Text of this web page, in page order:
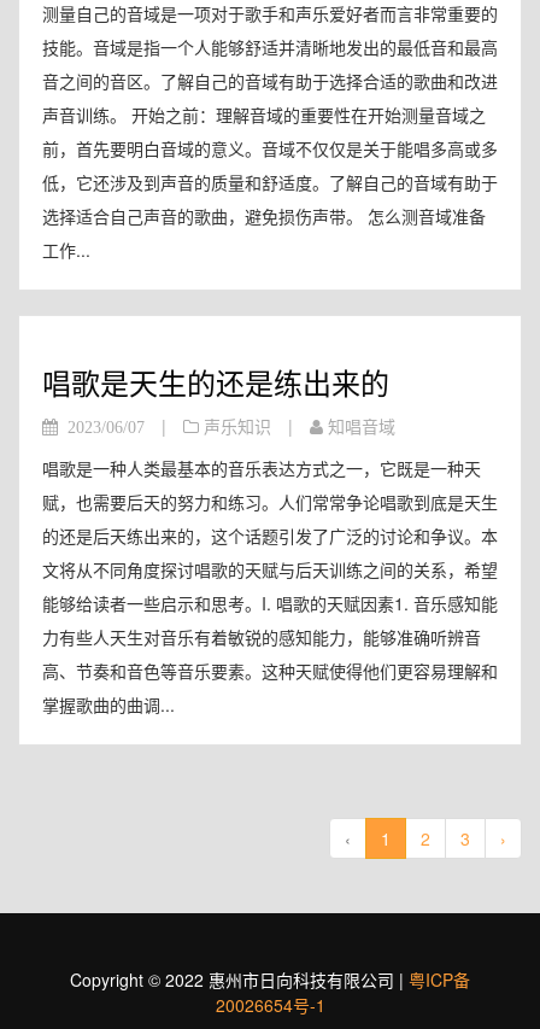
测量自己的音域是一项对于歌手和声乐爱好者而言非常重要的
技能。音域是指一个人能够舒适并清晰地发出的最低音和最高
音之间的音区。了解自己的音域有助于选择合适的歌曲和改进
声音训练。 开始之前：理解音域的重要性在开始测量音域之
前，首先要明白音域的意义。音域不仅仅是关于能唱多高或多
低，它还涉及到声音的质量和舒适度。了解自己的音域有助于
选择适合自己声音的歌曲，避免损伤声带。 怎么测音域准备
工作...
唱歌是天生的还是练出来的
2023/06/07 | 声乐知识 | 知唱音域
唱歌是一种人类最基本的音乐表达方式之一，它既是一种天
赋，也需要后天的努力和练习。人们常常争论唱歌到底是天生
的还是后天练出来的，这个话题引发了广泛的讨论和争议。本
文将从不同角度探讨唱歌的天赋与后天训练之间的关系，希望
能够给读者一些启示和思考。I. 唱歌的天赋因素1. 音乐感知能
力有些人天生对音乐有着敏锐的感知能力，能够准确听辨音
高、节奏和音色等音乐要素。这种天赋使得他们更容易理解和
掌握歌曲的曲调...
‹ 1 2 3 ›
Copyright © 2022 惠州市日向科技有限公司 | 粤ICP备
20026654号-1